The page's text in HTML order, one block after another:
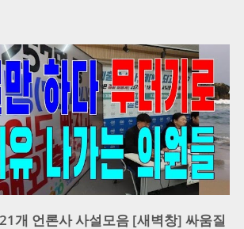
개 언론사 사설모음 [새벽창] 싸움질